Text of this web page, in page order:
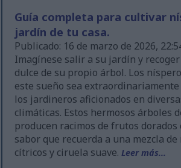
Guía completa para cultivar
jardín de tu casa.
Publicado: 16 de marzo de 2026,
Imagínese salir a su jardín y
dulce de su propio árbol. Los
este sueño sea
los jardineros aficionados en
climáticas. Estos hermosos árboles
producen racimos de frutos dorados
sabor que recuerda a una mezcla de
cítricos y ciruela suave.Leer más...